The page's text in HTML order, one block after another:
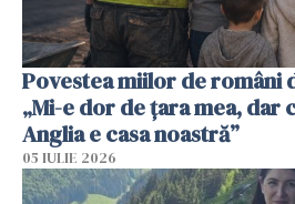
Povestea miilor de români
„Mi-e dor de țara mea, dar
Anglia e casa noastră”
05 IULIE 2026